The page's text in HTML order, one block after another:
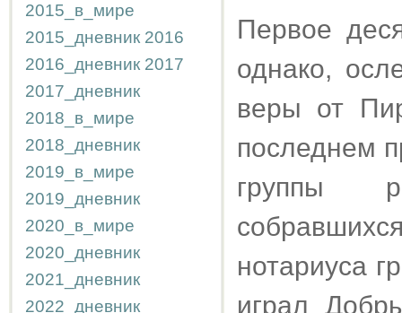
2015_в_мире
2015_дневник 2016
2016_дневник 2017
2017_дневник
2018_в_мире
2018_дневник
2019_в_мире
2019_дневник
2020_в_мире
2020_дневник
2021_дневник
2022_дневник
Первое
однако,
веры от
последнем
группы
нотариуса
играл